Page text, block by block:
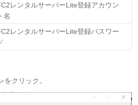
レンタルサーバーLite登録アカウン
名
レンタルサーバーLite登録パスワー
をクリック。